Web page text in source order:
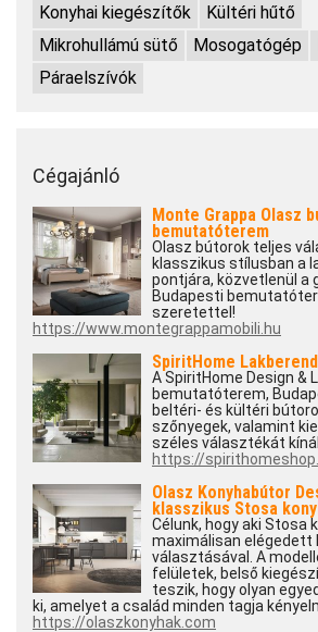
Konyhai kiegészítők
Kültéri hűtő
Mikrohullámú sütő
Mosogatógép
Páraelszívók
Cégajánló
Monte Grappa Olasz
bemutatóterem
Olasz bútorok teljes
klasszikus stílusban a
pontjára, közvetlenül a
Budapesti
szeretettel!
https://www.montegrappamobili.hu
SpiritHome
A SpiritHome Design &
bemutatóterem,
beltéri- és kültéri
szőnyegek, valamint
széles választékát
https://
Olasz Konyhabútor
klasszikus Stosa
Célunk, hogy aki Stosa
maximálisan elégedett
választásával. A
felületek, belső
teszik, hogy olyan
ki, amelyet a család minden tagja
https://olaszkonyhak.com